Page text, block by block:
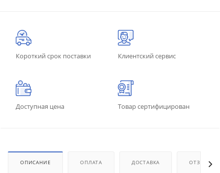
Короткий срок поставки Клиентский сервис
Доступная цена Товар сертифицирован
ОПИСАНИЕ ОПЛАТА ДОСТАВКА ОТЗЫВЫ